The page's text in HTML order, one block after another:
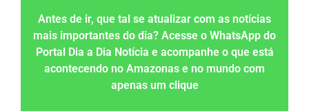
Antes de ir, que tal se atualizar com as notícias
mais importantes do dia? Acesse o WhatsApp do
Portal Dia a Dia Notícia e acompanhe o que está
acontecendo no Amazonas e no mundo com
apenas um clique